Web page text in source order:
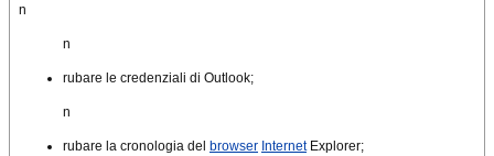
n
n
rubare le credenziali di Outlook;
n
rubare la cronologia del browser InternetExplorer;